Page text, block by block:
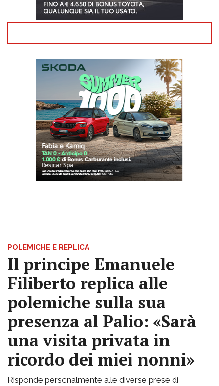
POLEMICHE E REPLICA
Il principe Emanuele
Filiberto replica alle
polemiche sulla sua
presenza al Palio: «Sarà
una visita privata in
ricordo dei miei nonni»
Risponde personalmente alle diverse prese di